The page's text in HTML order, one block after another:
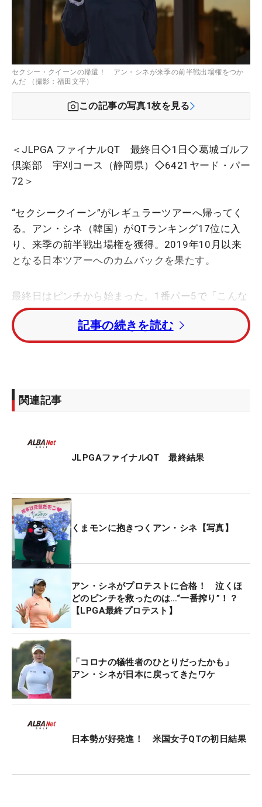
セクシー・クイーンの帰還！ アン・シネが来季の前半戦出場権をつか
んだ （撮影：福田文平）
この記事の写真1枚を見る
＜JLPGA ファイナルQT 最終日◇1日◇葛城ゴルフ
倶楽部 宇刈コース（静岡県）◇6421ヤード・パー
72＞
“セクシークイーン”がレギュラーツアーへ帰ってく
る。アン・シネ（韓国）がQTランキング17位に入
り、来季の前半戦出場権を獲得。2019年10月以来
となる日本ツアーへのカムバックを果たす。
最終日はピンチから始まった。1番パー5で「こんな
に広いフェアウェイ」からの2打目が右の木に当た
り、4オン2パットのボギー発進。そこからチャンス
が来ず、前半でさらに2つのボギーを喫して後退し
フターンで気持ちを切り替え、バックナインはオー
ルパーで耐え抜いた。
「きょう一日が、まるで一週間のようです」。朝は
食事が問題なく喉を通ったが、スタート時間が近づ
で見たレギュラーツアーでプレーできる」。そう思
い始めると体が震えてきたが、そのプレッシャーを
はねのけた。「優勝したような気持ち。それくらい
大事な試合だった」と、笑顔でゴールテープを切っ
た。
2017年に日本ツアー初参戦。QT出場のために正会
員の資格が必要になった19年には、最終プロテスト
に出場して一発合格を果たした。同年のQTでは25
位に入り、翌年の前半戦出場権を確保していたが、
年が明けると新型コロナウイルスが流行し、シネは
日本に来ることができなかった。
そして今年、再びQTを突破し、来季からシネの“第2
章”が幕を開ける。楽しみにしていることはたくさん
ある。「出たかった試合」に、例年では開幕戦にあ
記事の続きを読む
関連記事
JLPGAファイナルQT 最終結果
くまモンに抱きつくアン・シネ【写真】
アン・シネがプロテストに合格！ 泣くほ
どのピンチを救ったのは…“一番搾り”！？
【LPGA最終プロテスト】
「コロナの犠牲者のひとりだったかも」
アン・シネが日本に戻ってきたワケ
日本勢が好発進！ 米国女子QTの初日結果